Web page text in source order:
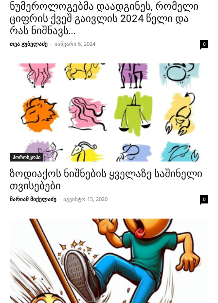
ნუმეროლოგებმა დაადგინეს, რომელი
ციფრის ქვეშ გაივლის 2024 წელი და
რას ნიშნავს...
თეა გუბელაძე - იანვარი 6, 2024 0
ჰოროსკოპი
ზოდიაქოს ნიშნების ყველაზე საშინელი
თვისებები
მარიამ მიქელაძე - აგვისტო 15, 2020 0